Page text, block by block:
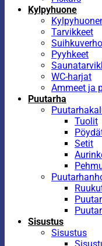
Kylpyhuone
Tarvikkeet
Pyyhkeet
WC-harjat
Ammeet ja
Puutarha
Tuolit
Setit
Sisustus
Sisustus